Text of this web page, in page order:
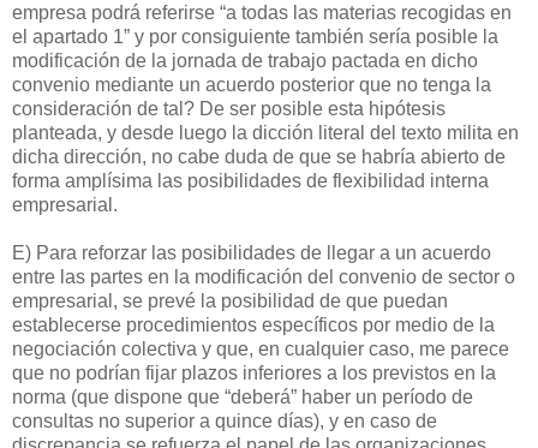
empresa podrá referirse “a todas las materias recogidas en
el apartado 1” y por consiguiente también sería posible la
modificación de la jornada de trabajo pactada en dicho
convenio mediante un acuerdo posterior que no tenga la
consideración de tal? De ser posible esta hipótesis
planteada, y desde luego la dicción literal del texto milita en
dicha dirección, no cabe duda de que se habría abierto de
forma amplísima las posibilidades de flexibilidad interna
empresarial.
E) Para reforzar las posibilidades de llegar a un acuerdo
entre las partes en la modificación del convenio de sector o
empresarial, se prevé la posibilidad de que puedan
establecerse procedimientos específicos por medio de la
negociación colectiva y que, en cualquier caso, me parece
que no podrían fijar plazos inferiores a los previstos en la
norma (que dispone que “deberá” haber un período de
consultas no superior a quince días), y en caso de